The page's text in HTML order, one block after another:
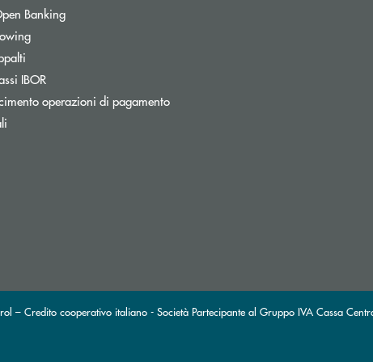
BankingApre una nuova finestra
IBORApre una nuova finestra
operazioni di pagamentoApre una nuova finestra
– Credito cooperativo italiano - Società Partecipante al Gruppo IVA Cassa